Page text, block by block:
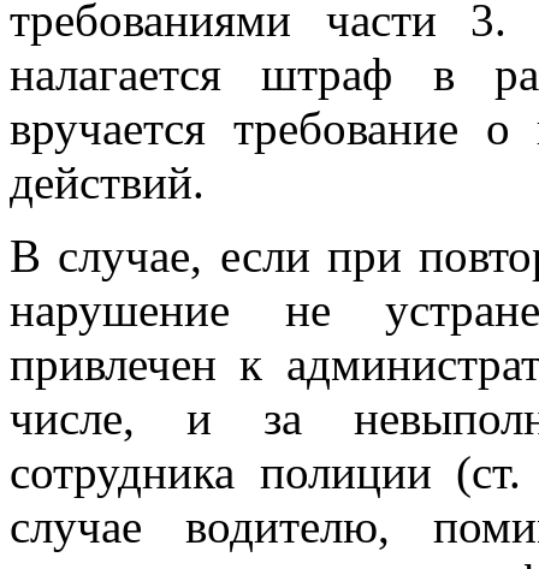
требованиями части
налагается штраф в
вручается требование
действий.
В случае, если при
нарушение не
привлечен к
числе, и за
сотрудника полиции
случае водителю,